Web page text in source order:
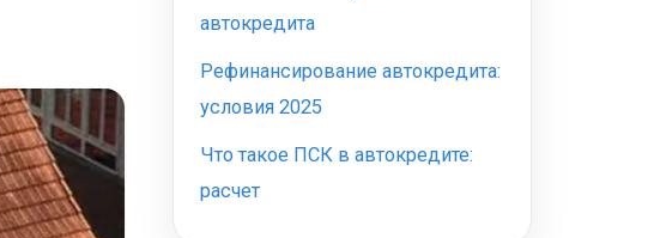
автокредита
Рефинансирование автокредита:
условия 2025
Что такое ПСК в автокредите:
расчет